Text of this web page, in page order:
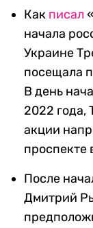
Как писал
начала
Украине
посещала
В день
2022 года,
акции
проспекте
После
Дмитрий